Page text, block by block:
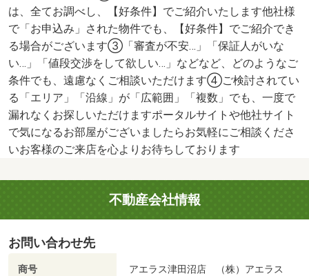
は、全てお調べし、【好条件】でご紹介いたします他社様
で「お申込み」された物件でも、【好条件】でご紹介でき
る場合がございます③「審査が不安…」「保証人がいな
い…」「値段交渉をして欲しい…」などなど、どのようなご
条件でも、遠慮なくご相談いただけます④ご検討されてい
る「エリア」「沿線」が「広範囲」「複数」でも、一度で
漏れなくお探しいただけますポータルサイトや他社サイト
で気になるお部屋がございましたらお気軽にご相談くださ
いお客様のご来店を心よりお待ちしております
不動産会社情報
お問い合わせ先
商号 アエラス津田沼店 （株）アエラス